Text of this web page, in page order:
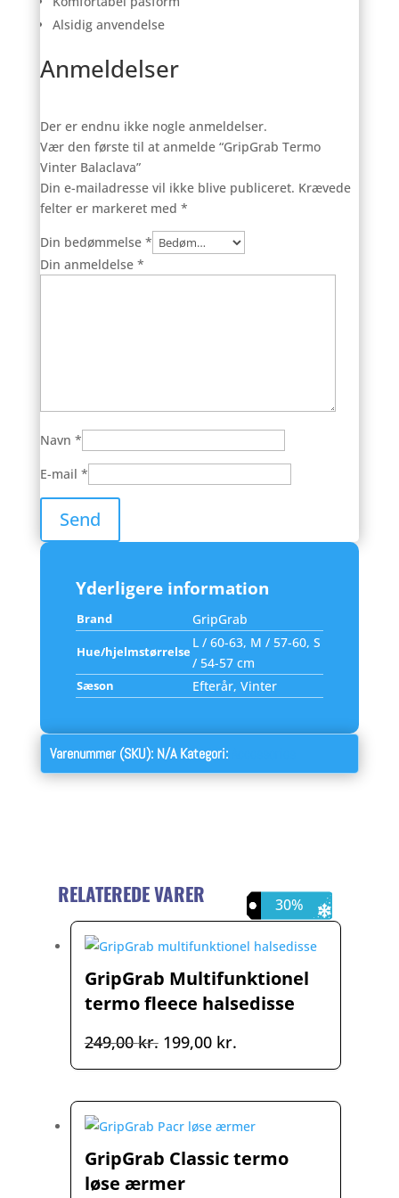
Alsidig anvendelse
Anmeldelser
Der er endnu ikke nogle anmeldelser.
Vær den første til at anmelde “GripGrab Termo
Vinter Balaclava”
Din e-mailadresse vil ikke blive publiceret. Krævede
felter er markeret med *
Din bedømmelse *
Din anmeldelse *
Navn *
E-mail *
Yderligere information
Brand GripGrab
Hue/hjelmstørrelse
L / 60-63, M / 57-60, S
/ 54-57 cm
Sæson Efterår, Vinter
Varenummer (SKU): N/A Kategori:
RELATEREDE VARER 20%
GripGrab Multifunktionel
termo fleece halsedisse
249,00kr. Den
oprindelige
249,00 kr..
199,00 kr.Den
aktuelle
199,00 kr..
25%
GripGrab Classic termo
løse ærmer
30%